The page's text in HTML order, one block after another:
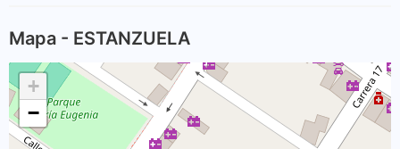
Mapa - ESTANZUELA
+
−